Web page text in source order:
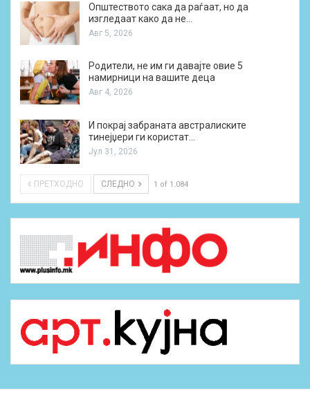
Општеството сака да раѓаат, но да
изгледаат како да не…
Авг 5, 2026
Родители, не им ги давајте овие 5
намирници на вашите деца
Авг 4, 2026
И покрај забраната австралиските
тинејџери ги користат…
Јул 31, 2026
ПРЕТХОДНО СЛЕДНО 1 of 1.084